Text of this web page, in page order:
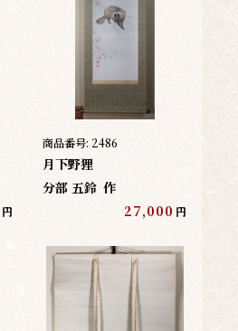
円
商品番号: 2486
月下野狸
分部 五鈴 作
27,000 円